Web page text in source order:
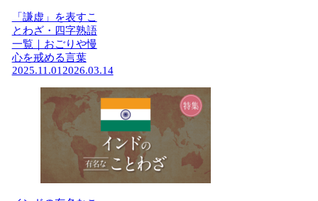
「謙虚」を表すこ
とわざ・四字熟語
一覧｜おごりや慢
心を戒める言葉
2025.11.012026.03.14